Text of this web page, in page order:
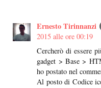
Ernesto Tirinnanzi
2015 alle ore 00:19
Cercherò di essere
gadget > Base >
ho postato nel
Al posto di Codice